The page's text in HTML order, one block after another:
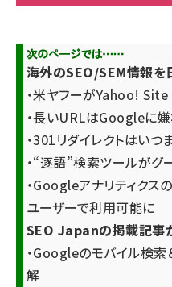
海外のSEO/SEM情報を
・米ヤフーがYahoo!
・長いURLはGoogleに嫌
・301リダイレクトはい
・“逐語”検索ツールがグ
・Googleアナリティクス
ユーザーで利用可能に
SEO Japanの掲載記事
・Googleのモバイル検
解